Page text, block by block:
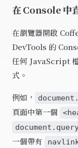
在 Console 中
在瀏覽器開啟
DevTools 的
任何 JavaScript
式。
例如，
頁面中第一個
一個帶有